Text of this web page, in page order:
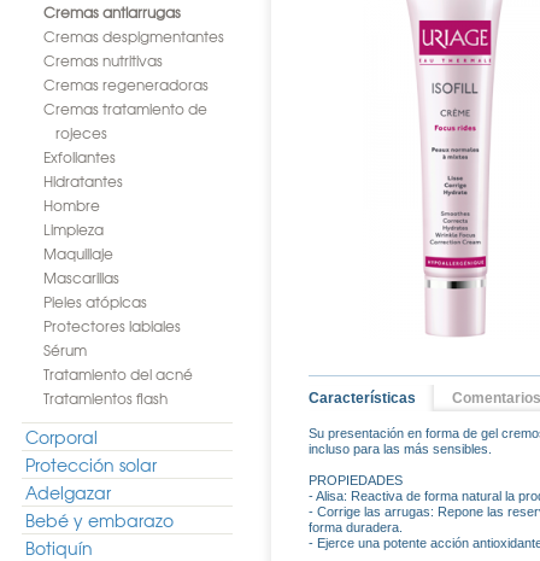
Cremas antiarrugas
Cremas despigmentantes
Cremas nutritivas
Cremas regeneradoras
Cremas tratamiento de
rojeces
Exfoliantes
Hidratantes
Hombre
Limpieza
Maquillaje
Mascarillas
Pieles atópicas
Protectores labiales
Sérum
Tratamiento del acné
Tratamientos flash
Corporal
Protección solar
Adelgazar
Bebé y embarazo
Botiquín
Características Comentarios
Su presentación en forma de gel
incluso para las más sensibles.
PROPIEDADES
- Alisa: Reactiva de forma natural la
- Corrige las arrugas: Repone las
forma duradera.
- Ejerce una potente acción